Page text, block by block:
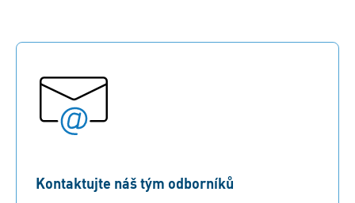
Kontaktujte náš tým odborníků